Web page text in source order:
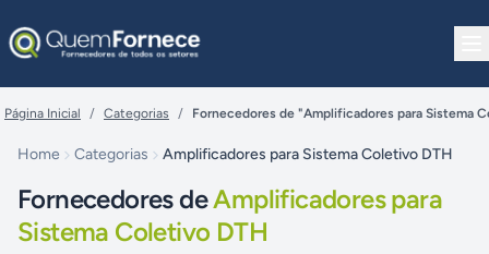
Página Inicial / Categorias / Fornecedores de "Amplificadores para Sistema
Home Categorias Amplificadores para Sistema Coletivo DTH
Fornecedores deAmplificadores para
Sistema Coletivo DTH